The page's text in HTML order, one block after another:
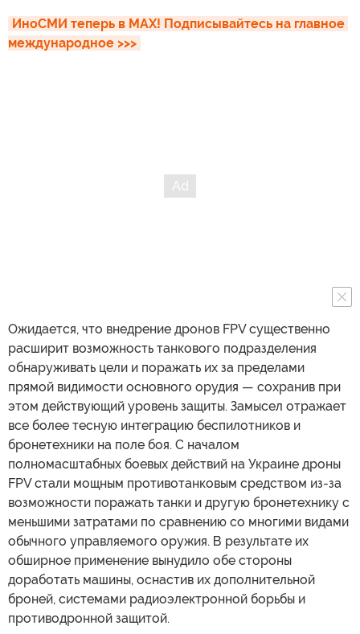
ИноСМИ теперь в MAX! Подписывайтесь на главное
международное >>>
Ожидается, что внедрение дронов FPV существенно
расширит возможность танкового подразделения
обнаруживать цели и поражать их за пределами
прямой видимости основного орудия — сохранив при
этом действующий уровень защиты. Замысел отражает
все более тесную интеграцию беспилотников и
бронетехники на поле боя. С началом
полномасштабных боевых действий на Украине дроны
FPV стали мощным противотанковым средством из-за
возможности поражать танки и другую бронетехнику с
меньшими затратами по сравнению со многими видами
обычного управляемого оружия. В результате их
обширное применение вынудило обе стороны
доработать машины, оснастив их дополнительной
броней, системами радиоэлектронной борьбы и
противодронной защитой.